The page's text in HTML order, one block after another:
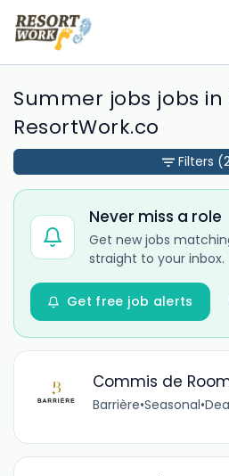
Summer jobs jobs
ResortWork.co
Never miss a role
Get new jobs
straight to your inbox.
Get free job alerts
Commis de Room
Barrière•Seasonal•
Filters